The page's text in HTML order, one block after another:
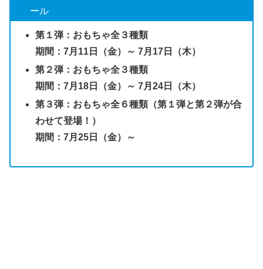
ール
第１弾：おもちゃ全３種類
期間：7月11日（金）～ 7月17日（木）
第２弾：おもちゃ全３種類
期間：7月18日（金）～ 7月24日（木）
第３弾：おもちゃ全６種類（第１弾と第２弾が合
わせて登場！）
期間：7月25日（金）～